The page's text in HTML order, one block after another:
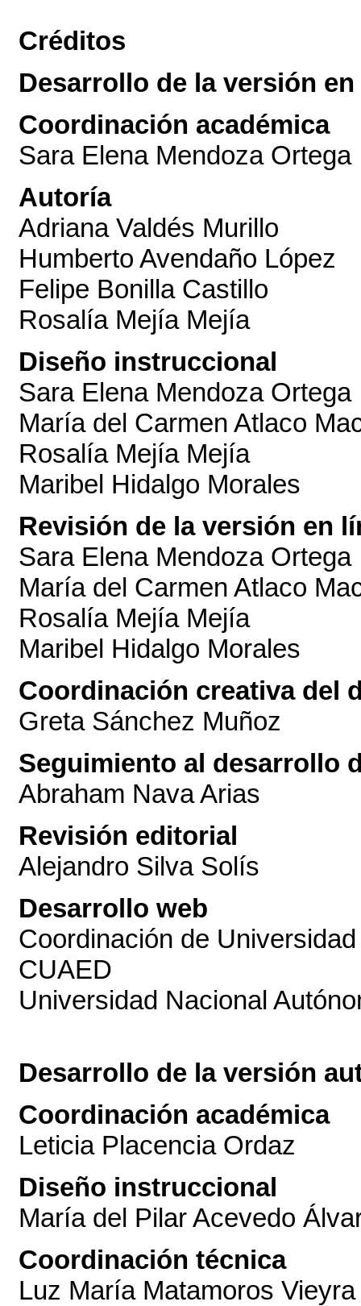
Créditos
Desarrollo de la versión
Coordinación académica
Sara Elena Mendoza Ortega
Autoría
Adriana Valdés Murillo
Humberto Avendaño López
Felipe Bonilla Castillo
Rosalía Mejía Mejía
Diseño instruccional
Sara Elena Mendoza Ortega
María del Carmen Atlaco
Rosalía Mejía Mejía
Maribel Hidalgo Morales
Revisión de la versión en
Sara Elena Mendoza Ortega
María del Carmen Atlaco
Rosalía Mejía Mejía
Maribel Hidalgo Morales
Coordinación creativa del
Greta Sánchez Muñoz
Seguimiento al desarrollo
Abraham Nava Arias
Revisión editorial
Alejandro Silva Solís
Desarrollo web
Coordinación de
CUAED
Universidad Nacional
Desarrollo de la versión
Coordinación académica
Leticia Placencia Ordaz
Diseño instruccional
María del Pilar Acevedo
Coordinación técnica
Luz María Matamoros Vieyra